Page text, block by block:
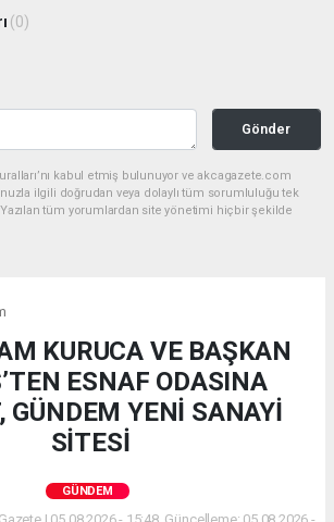
(0)
Gönder
kabul etmiş bulunuyor ve akcagazete.com
ilgili doğrudan veya dolaylı tüm sorumluluğu tek
Yazılan tüm yorumlardan site yönetimi hiçbir şekilde
KURUCA VE BAŞKAN
ESNAF ODASINA
GÜNDEM YENİ SANAYİ
SİTESİ
GÜNDEM